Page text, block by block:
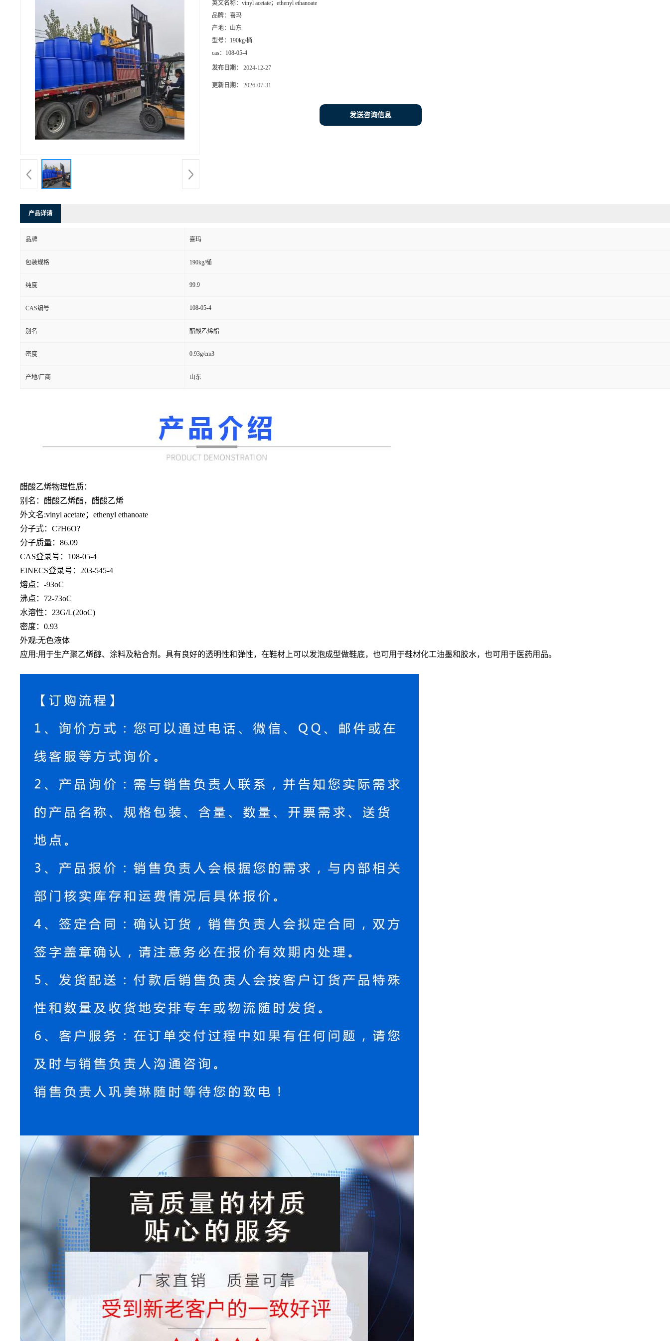
英文名称： vinyl acetate；ethenyl ethanoate
品牌： 喜玛
产地： 山东
型号： 190kg/桶
cas： 108-05-4
发布日期： 2024-12-27
更新日期： 2026-07-31
发送咨询信息
产品详请
品牌 喜玛
包装规格 190kg/桶
纯度 99.9
CAS编号 108-05-4
别名 醋酸乙烯酯
密度 0.93g/cm3
产地/厂商 山东
醋酸乙烯物理性质：
别名：醋酸乙烯酯，醋酸乙烯
外文名:vinyl acetate；ethenyl ethanoate
分子式： C?H6O?
分子质量： 86.09
CAS登录号：108-05-4
EINECS登录号：203-545-4
熔点： -93oC
沸点： 72-73oC
水溶性： 23G/L(20oC)
密度： 0.93
外观:无色液体
应用 :用于生产聚乙烯醇、涂料及粘合剂。具有良好的透明性和弹性，在鞋材上可以发泡成型做鞋底，也可用于鞋材化工油墨和胶水，也可用于医药用品。